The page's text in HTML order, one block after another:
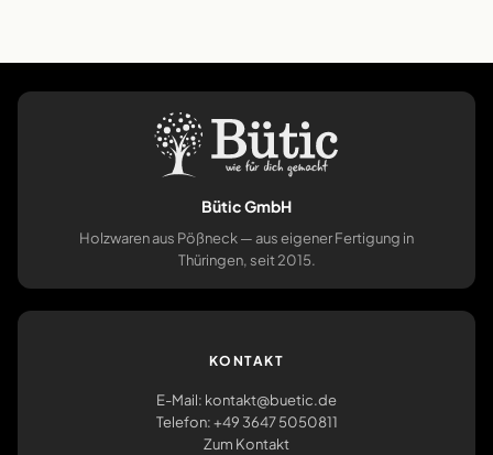
Bütic GmbH
Holzwaren aus Pößneck — aus eigener Fertigung in
Thüringen, seit 2015.
KONTAKT
E-Mail: kontakt@buetic.de
Telefon: +49 3647 5050811
Zum Kontakt